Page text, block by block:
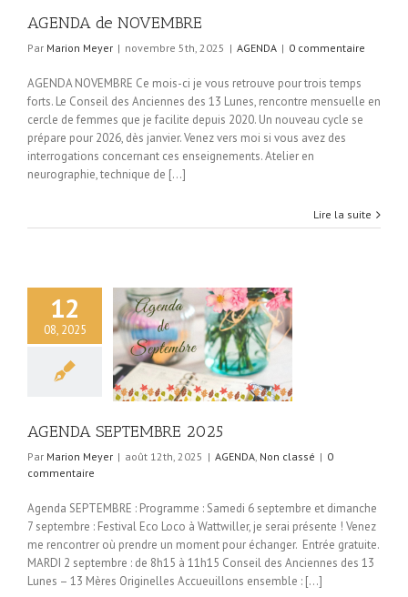
AGENDA de NOVEMBRE
Par Marion Meyer | novembre 5th, 2025 | AGENDA | 0 commentaire
AGENDA NOVEMBRE Ce mois-ci je vous retrouve pour trois temps
forts. Le Conseil des Anciennes des 13 Lunes, rencontre mensuelle en
cercle de femmes que je facilite depuis 2020. Un nouveau cycle se
prépare pour 2026, dès janvier. Venez vers moi si vous avez des
interrogations concernant ces enseignements. Atelier en
neurographie, technique de [...]
Lire la suite
12
08, 2025
Non classé
AGENDA SEPTEMBRE 2025
Par Marion Meyer | août 12th, 2025 | AGENDA Non classé | 0
commentaire
Agenda SEPTEMBRE : Programme : Samedi 6 septembre et dimanche
7 septembre : Festival Eco Loco à Wattwiller, je serai présente ! Venez
me rencontrer où prendre un moment pour échanger. Entrée gratuite.
️MARDI 2 septembre : de 8h15 à 11h15 Conseil des Anciennes des 13
Lunes – 13 Mères Originelles Accueuillons ensemble : [...]